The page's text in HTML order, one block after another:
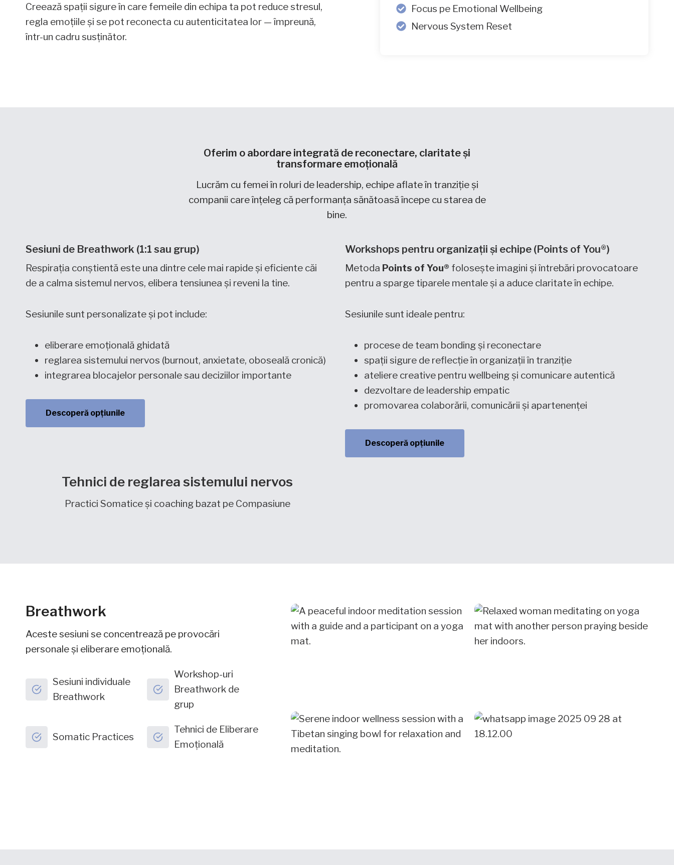
Creează spații sigure în care femeile din echipa ta pot reduce stresul,
regla emoțiile și se pot reconecta cu autenticitatea lor — împreună,
într-un cadru susținător.
Focus pe Emotional Wellbeing
Nervous System Reset
Oferim o abordare integrată de reconectare, claritate și
transformare emoțională
Lucrăm cu femei în roluri de leadership, echipe aflate în tranziție și
companii care înțeleg că performanța sănătoasă începe cu starea de
bine.
Sesiuni de Breathwork (1:1 sau grup)
Respirația conștientă este una dintre cele mai rapide și eficiente căi
de a calma sistemul nervos, elibera tensiunea și reveni la tine.
Sesiunile sunt personalizate și pot include:
eliberare emoțională ghidată
reglarea sistemului nervos (burnout, anxietate, oboseală cronică)
integrarea blocajelor personale sau deciziilor importante
Descoperă opțiunile
Workshops pentru organizații și echipe (Points of You®)
Metoda Points of You® folosește imagini și întrebări provocatoare
pentru a sparge tiparele mentale și a aduce claritate în echipe.
Sesiunile sunt ideale pentru:
procese de team bonding și reconectare
spații sigure de reflecție în organizații în tranziție
ateliere creative pentru wellbeing și comunicare autentică
dezvoltare de leadership empatic
promovarea colaborării, comunicării și apartenenței
Descoperă opțiunile
Tehnici de reglarea sistemului nervos
Practici Somatice și coaching bazat pe Compasiune
Breathwork
Aceste sesiuni se concentrează pe provocări
personale și eliberare emoțională.
Sesiuni individuale
Breathwork
Workshop-uri
Breathwork de
grup
Somatic Practices
Tehnici de Eliberare
Emoțională